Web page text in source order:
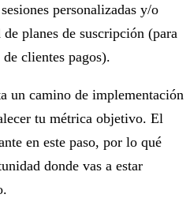
personalizadas y/o
planes de suscripción (para
clientes pagos).
un camino de implementación
tu métrica objetivo. El
en este paso, por lo qué
donde vas a estar